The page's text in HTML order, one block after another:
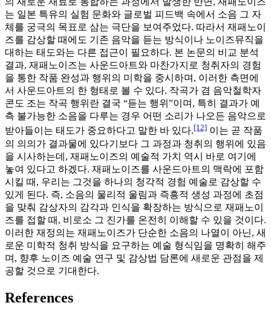
는 일본 특유의 실험 문화와 글로벌 피드백 속에서 소음 그 자
체를 궁극의 목표로 삼는 극단을 보여주었다. 따라서 재패노이
즈를 감상할 때에도 기존 음악을 듣는 방식이나 노이즈뮤직을
대하는 태도와는 다른 접근이 필요하다. 본 논문의 비교 분석
결과, 재패노이즈는 사운드아트와 마찬가지로 청취자의 경험
을 통한 작품 완성과 행위의 미학을 중시하며, 이러한 측면에
서 사운드아트의 한 형태로 볼 수 있다. 작곡가 겸 음악철학자
콘도 조는 작곡 행위란 결국 “듣는 행위”이며, 특히 결과가 예
측 불가능한 소음을 다루는 경우 어떤 소리가 나오든 음악으로
받아들이는 태도가 중요하다고 말한 바 있다.[12] 이는 곧 작품
의 의의가 결과물에 있다기보다 그 과정과 청취의 행위에 있음
을 시사하는데, 재패노이즈의 예술적 가치 역시 바로 여기에
놓여 있다고 하겠다. 재패노이즈를 사운드아트의 맥락에 포함
시킬 때, 우리는 그것을 하나의 청각적 경험 예술로 감상할 수
있게 된다. 즉, 소음의 물리적 울림과 즉흥적 생성 과정에 초점
을 맞춰 감상자의 감각과 인식을 확장하는 방식으로 재패노이
즈를 접할 때, 비로소 그 진가를 온전히 이해할 수 있을 것이다.
이러한 재정의는 재패노이즈가 단순한 소음의 나열이 아닌, 새
로운 미학적 청취 방식을 요구하는 예술 형식임을 명확히 해주
며, 향후 노이즈 예술 연구 및 감상법 담론에 새로운 관점을 제
공할 것으로 기대한다.
References